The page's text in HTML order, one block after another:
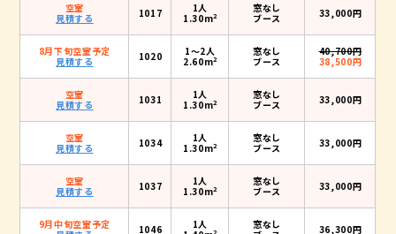
空室
見積する
1017
1人
1.30m2
窓なし
ブース
33,000円
8月下旬空室予定
見積する
1020
1〜2人
2.60m2
窓なし
ブース
40,700円
38,500円
空室
見積する
1031
1人
1.30m2
窓なし
ブース
33,000円
空室
見積する
1034
1人
1.30m2
窓なし
ブース
33,000円
空室
見積する
1037
1人
1.30m2
窓なし
ブース
33,000円
9月中旬空室予定
1046
1人
窓なし
36,300円